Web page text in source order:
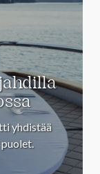
yhdistää